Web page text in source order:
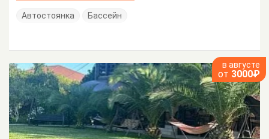
Автостоянка Бассейн
в августе
от 3000₽